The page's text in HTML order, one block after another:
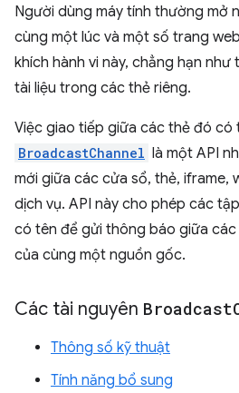
Người dùng máy tính thường mở
cùng một lúc và một số trang
khích hành vi này, chẳng hạn
tài liệu trong các thẻ riêng.
Việc giao tiếp giữa các thẻ đó có
BroadcastChannel là một API
mới giữa các cửa sổ, thẻ, iframe,
dịch vụ. API này cho phép các
có tên để gửi thông báo giữa
của cùng một nguồn gốc.
Các tài nguyên Broadcast
Thông số kỹ thuật
Tính năng bổ sung